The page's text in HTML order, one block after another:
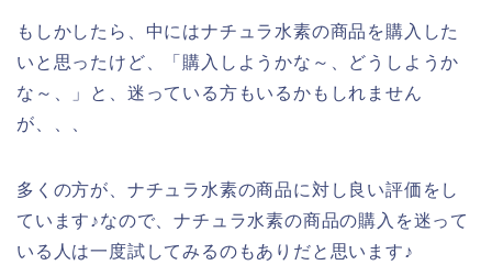
もしかしたら、中にはナチュラ水素の商品を購入した
いと思ったけど、「購入しようかな～、どうしようか
な～、」と、迷っている方もいるかもしれません
が、、、
多くの方が、ナチュラ水素の商品に対し良い評価をし
ています♪なので、ナチュラ水素の商品の購入を迷って
いる人は一度試してみるのもありだと思います♪